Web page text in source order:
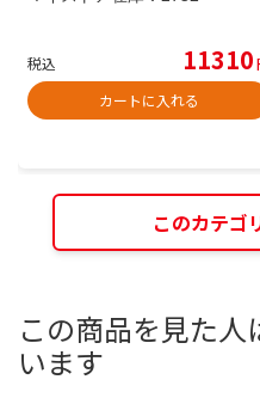
税込 11310
カートに入れる
このカテゴ
この商品を見た
います